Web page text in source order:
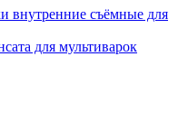
внутренние съёмные для
для мультиварок